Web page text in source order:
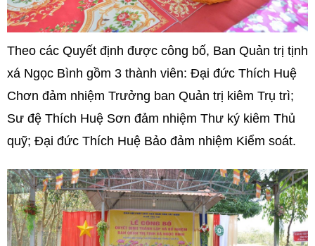
Theo các Quyết định được công bố, Ban Quản trị tịnh
xá Ngọc Bình gồm 3 thành viên: Đại đức Thích Huệ
Chơn đảm nhiệm Trưởng ban Quản trị kiêm Trụ trì;
Sư đệ Thích Huệ Sơn đảm nhiệm Thư ký kiêm Thủ
quỹ; Đại đức Thích Huệ Bảo đảm nhiệm Kiểm soát.